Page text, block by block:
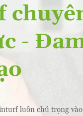
-
luôn chú trọng